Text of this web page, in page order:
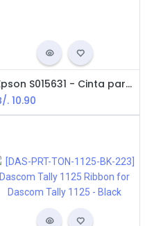
Epson S015631 - Cinta para Impresora Epson LX-350
.10.90